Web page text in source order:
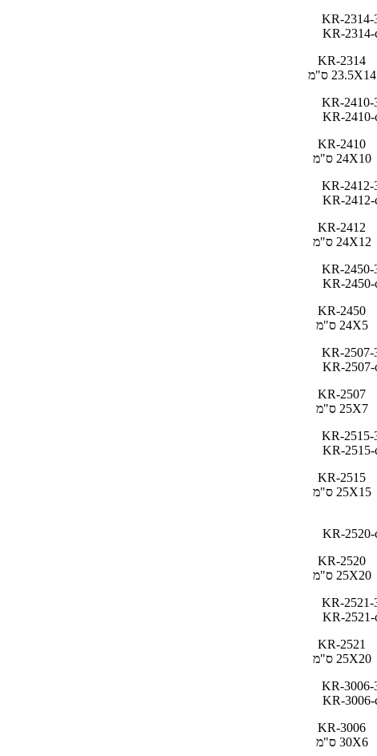
KR-2314
23.5X14 ס"מ
KR-2410
24X10 ס"מ
KR-2412
24X12 ס"מ
KR-2450
24X5 ס"מ
KR-2507
25X7 ס"מ
KR-2515
25X15 ס"מ
KR-2520
25X20 ס"מ
KR-2521
25X20 ס"מ
KR-3006
30X6 ס"מ